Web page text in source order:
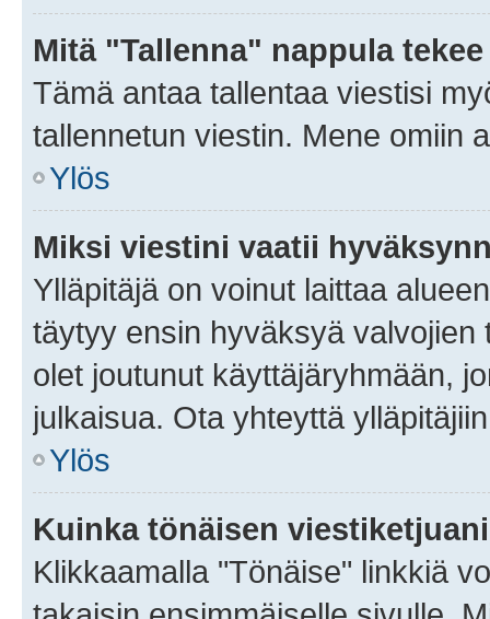
Mitä "Tallenna" nappula
Tämä antaa tallentaa viestisi
tallennetun viestin. Mene omiin
Ylös
Miksi viestini vaatii
Ylläpitäjä on voinut laittaa
täytyy ensin hyväksyä
olet joutunut käyttäjäryhmään,
julkaisua. Ota yhteyttä
Ylös
Kuinka tönäisen
Klikkaamalla "Tönäise" linkkiä